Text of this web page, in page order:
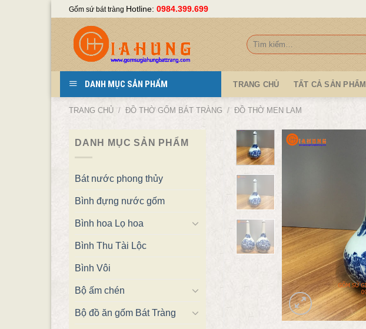
Skip
content
Gốm sứ bát tràng Hotline: 0984.399.699
Tìm
kiếm:
DANH MỤC SẢN PHẨM TRANG CHỦ TẤT CẢ SẢN PHẨM
TRANG CHỦ / ĐỒ THỜ GỐM BÁT TRÀNG / ĐỒ THỜ MEN LAM
DANH MỤC SẢN PHẨM
Bát nước phong thủy
Bình đựng nước gốm
Bình hoa Lọ hoa
Bình Thu Tài Lộc
Bình Vôi
Bộ ấm chén
Bộ đồ ăn gốm Bát Tràng